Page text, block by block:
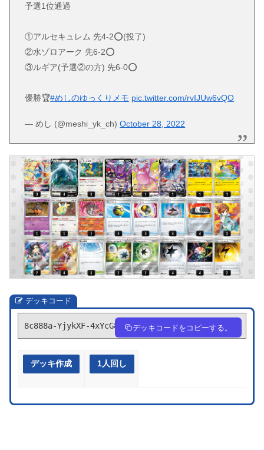
予選1位通過
①アルセキュレム 先4-2⭕(投了)
②水ゾロアーク 先6-2⭕
③ルギア(予選②の方) 先6-0⭕
優勝🏆#めしのゆっくりメモ pic.twitter.com/rvIJUw6vQO
— めし (@meshi_yk_ch)October 28, 2022
デッキコード
8c888a-YjykXF-4xYcG8 デッキコードをコピーする。
デッキ作成 1人回し